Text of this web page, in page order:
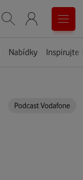
Vyhledávání Menu
Nabídky Inspirujte
Podcast Vodafone